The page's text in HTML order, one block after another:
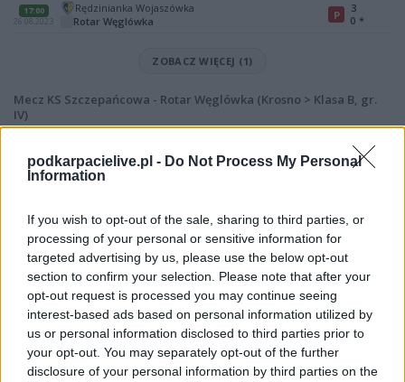
podkarpacielive.pl - Do Not Process My Personal
Information
If you wish to opt-out of the sale, sharing to third parties, or
processing of your personal or sensitive information for
targeted advertising by us, please use the below opt-out
section to confirm your selection. Please note that after your
opt-out request is processed you may continue seeing
interest-based ads based on personal information utilized by
us or personal information disclosed to third parties prior to
your opt-out. You may separately opt-out of the further
disclosure of your personal information by third parties on the
17:00
26.08.2023
Rędzinianka Wojaszówka
Rotar Węglówka
P
3
0 *
ZOBACZ WIĘCEJ (1)
Mecz KS Szczepańcowa - Rotar Węglówka (Krosno > Klasa B, gr.
IV)
zostanie w ramach Krosno > Klasa B, gr. IV (5. kolejki - Krosno > Klasa B,
gr. IV).
bramek, kartki, składy, statystyki i informacje o przebiegu
spotkania. To kompletne źródło danych dla kibiców i pasjonatów
lokalnej piłki nożnej. Jeżeli aktualnie nie widzisz tutaj danych z pewnością
pracujemy nad tym żeby je uzupełnić.
Wynik meczu KS Szczepańcowa vs Rotar Węglówka
Po zakończeniu spotkania automatycznie publikujemyoficjalny wynik
spotkania, a także dane meczowe, jeśli są dostępne.
Pełny harmonogram rozgrywek dostępny jest tutaj:Krosno > Klasa B,
gr. IV - terminarz.